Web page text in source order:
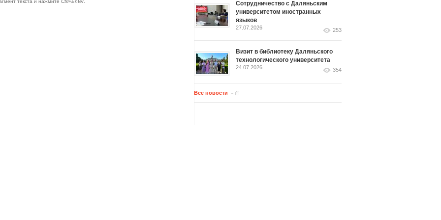
текста и нажмите Ctrl+Enter.
Сотрудничество с Даляньским
университетом иностранных
языков
27.07.2026 253
Визит в библиотеку Даляньского
технологического университета
24.07.2026 354
Все новости